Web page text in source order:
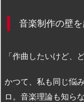
音楽制作の壁
「作曲したいけど、
かつて、私も同じ悩
ロ。音楽理論も知ら